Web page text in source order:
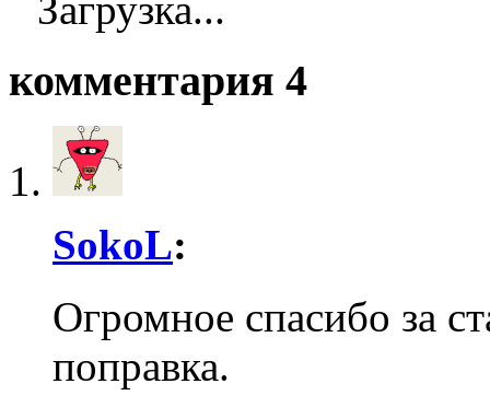
комментария 4
SokoL:
Огромное спасибо за
поправка.